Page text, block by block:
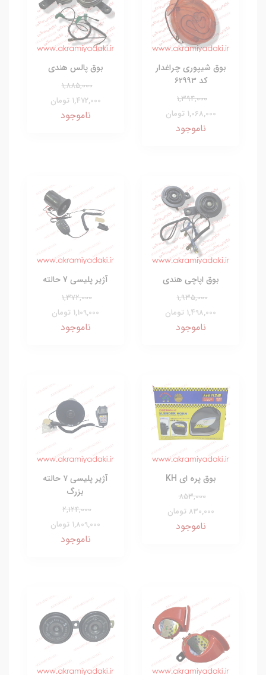
بوق شیپوری چراغدار
کد ۶۲۹۹۳
1,394,000
1,068,000 تومان
ناموجود
بوق پالس هندی
1,885,000
1,472,000 تومان
ناموجود
بوق اپاچی هندی
1,935,000
1,498,000 تومان
ناموجود
آژیر پلیسی 7 حالته
1,372,000
1,109,000 تومان
ناموجود
بوق پره ای KH
853,000
830,000 تومان
ناموجود
آژیر پلیسی ۷ حالته
بزرگ
2,124,000
1,809,000 تومان
ناموجود